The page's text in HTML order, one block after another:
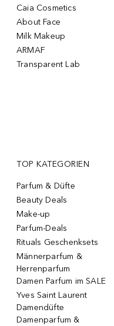
Caia Cosmetics
About Face
Milk Makeup
ARMAF
Transparent Lab
TOP KATEGORIEN
Parfum & Düfte
Beauty Deals
Make-up
Parfum-Deals
Rituals Geschenksets
Männerparfum &
Herrenparfum
Damen Parfum im SALE
Yves Saint Laurent
Damendüfte
Damenparfum &